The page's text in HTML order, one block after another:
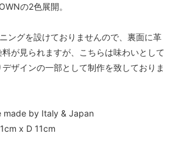
の2色展開。
ングを設けておりませんので、裏面に革
が見られますが、こちらは味わいとして
ザインの一部として制作を致しておりま
made by Italy & Japan
x D 11cm